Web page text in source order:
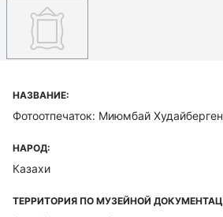
НАЗВАНИЕ:
Фотоотпечаток: Миюмбай
НАРОД:
Казахи
ТЕРРИТОРИЯ ПО МУЗЕЙНОЙ